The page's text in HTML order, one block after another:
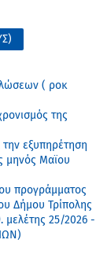
( ροκ
της
εξυπηρέτηση
μηνός Μαϊου
προγράμματος
Δήμου Τρίπολης
μελέτης 25/2026 -